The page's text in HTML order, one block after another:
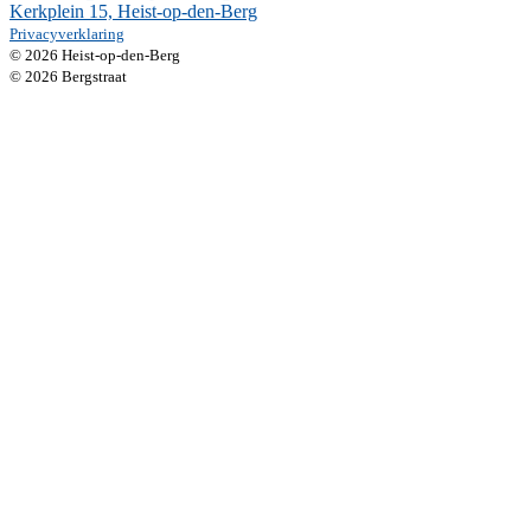
Kerkplein 15, Heist-op-den-Berg
Privacyverklaring
© 2026 Heist-op-den-Berg
© 2026 Bergstraat